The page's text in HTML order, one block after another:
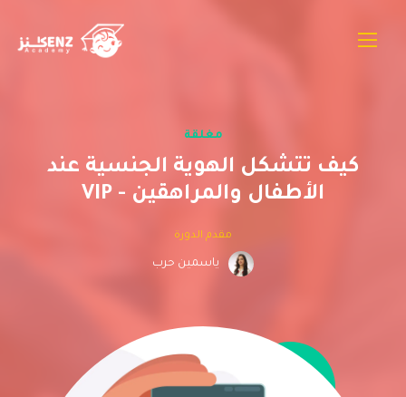
مغلقة
كيف تتشكل الهوية الجنسية عند
الأطفال والمراهقين - VIP
مقدم الدورة
ياسمين حرب